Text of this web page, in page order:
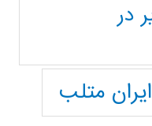
در
ایران متلب